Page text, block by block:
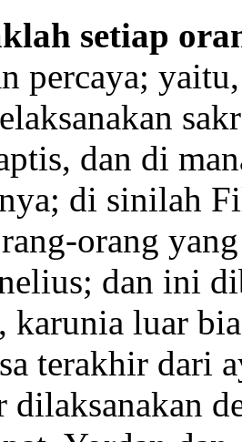
setiap
percaya;
dan di
di sinilah
orang
dan ini
karunia luar
terakhir dari
dilaksanakan